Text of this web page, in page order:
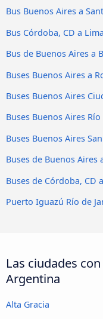
Bus Buenos Aires a
Bus Córdoba, CD a Lima
Bus de Buenos Aires a
Buses Buenos Aires a
Buses Buenos Aires
Buses Buenos Aires
Buses Buenos Aires
Buses de Buenos Aires
Buses de Córdoba, CD
Puerto Iguazú Río de
Las ciudades
Argentina
Alta Gracia